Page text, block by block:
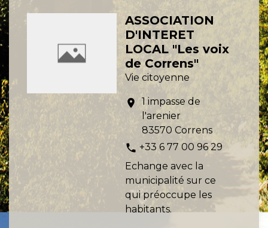
ASSOCIATION
D'INTERET
LOCAL "Les voix
de Correns"
Vie citoyenne
location_on
1 impasse de
l'arenier
83570 Correns
phone +33 6 77 00 96 29
Echange avec la
municipalité sur ce
qui préoccupe les
habitants.